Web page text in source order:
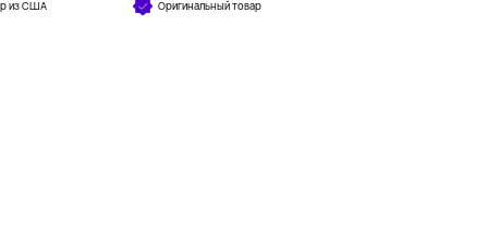
из США Оригинальный товар